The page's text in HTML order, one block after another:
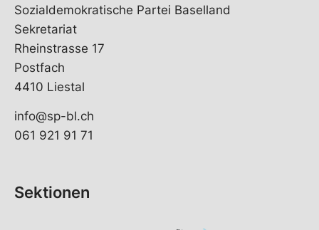
Sozialdemokratische Partei Baselland
Sekretariat
Rheinstrasse 17
Postfach
4410 Liestal
info@sp-bl.ch
061 921 91 71
Sektionen